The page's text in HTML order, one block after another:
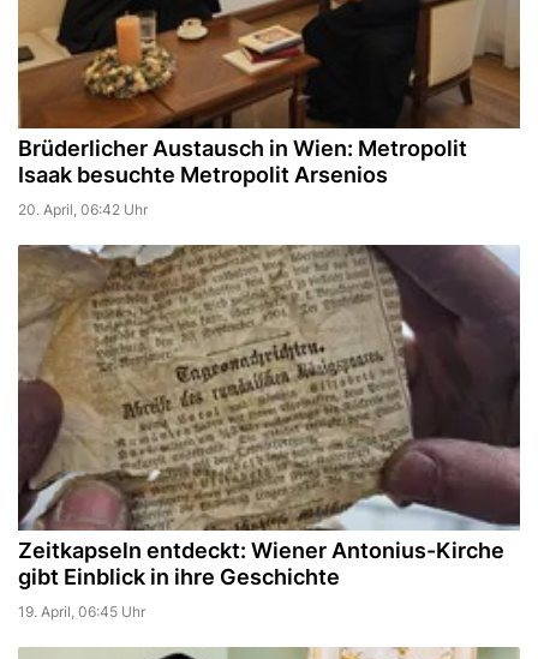
Brüderlicher Austausch in Wien: Metropolit
Isaak besuchte Metropolit Arsenios
20. April, 06:42 Uhr
Zeitkapseln entdeckt: Wiener Antonius-Kirche
gibt Einblick in ihre Geschichte
19. April, 06:45 Uhr